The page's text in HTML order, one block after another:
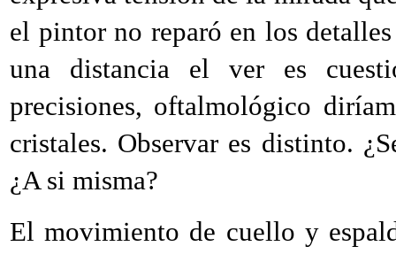
el pintor no reparó en los
una distancia el ver es
precisiones, oftalmológico
cristales. Observar es distinto.
¿A si misma?
El movimiento de cuello y